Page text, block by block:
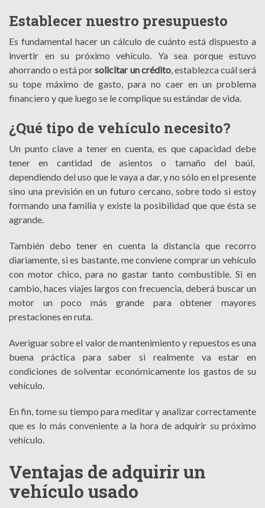
Establecer nuestro presupuesto
Es fundamental hacer un cálculo de cuánto está dispuesto a
invertir en su próximo vehículo. Ya sea porque estuvo
ahorrando o está porsolicitar un crédito, establezca cuál será
su tope máximo de gasto, para no caer en un problema
financiero y que luego se le complique su estándar de vida.
¿Qué tipo de vehículo necesito?
Un punto clave a tener en cuenta, es que capacidad debe
tener en cantidad de asientos o tamaño del baúl,
dependiendo del uso que le vaya a dar, y no sólo en el presente
sino una previsión en un futuro cercano, sobre todo si estoy
formando una familia y existe la posibilidad que que ésta se
agrande.
También debo tener en cuenta la distancia que recorro
diariamente, si es bastante, me conviene comprar un vehículo
con motor chico, para no gastar tanto combustible. Si en
cambio, haces viajes largos con frecuencia, deberá buscar un
motor un poco más grande para obtener mayores
prestaciones en ruta.
Averiguar sobre el valor de mantenimiento y repuestos es una
buena práctica para saber si realmente va estar en
condiciones de solventar económicamente los gastos de su
vehículo.
En fin, tome su tiempo para meditar y analizar correctamente
que es lo más conveniente a la hora de adquirir su próximo
vehículo.
Ventajas de adquirir un
vehículo usado